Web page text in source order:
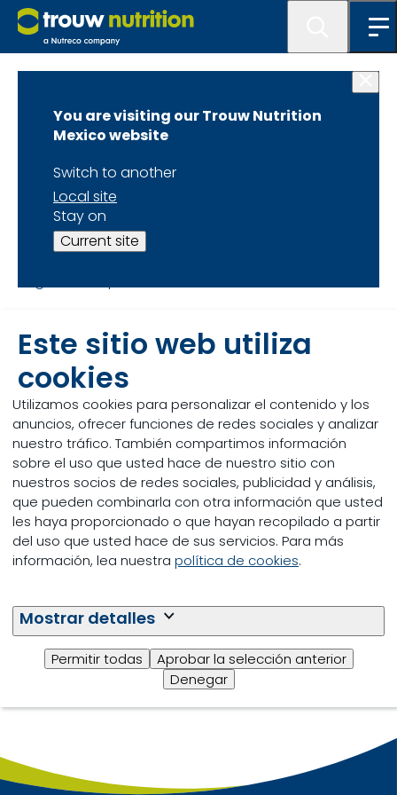
Este sitio web utiliza
cookies
Utilizamos cookies para personalizar el contenido y los
anuncios, ofrecer funciones de redes sociales y analizar
nuestro tráfico. También compartimos información
sobre el uso que usted hace de nuestro sitio con
nuestros socios de redes sociales, publicidad y análisis,
que pueden combinarla con otra información que usted
les haya proporcionado o que hayan recopilado a partir
del uso que usted hace de sus servicios. Para más
información, lea nuestra política de cookies.
Mostrar detalles
Permitir todas
Aprobar la selección anterior
Denegar
You are visiting our Trouw Nutrition
Mexico website
Switch to another
Local site
Stay on
Current site
CONFERENCIA VIRTUAL
LÍDER EN LA INDUSTRIA
PARA EL SECTOR AGROPECUARIO
Creando El Futuro
7 DE OCTUBRE DE 2021
Planta Águila
Speakers
En AgriVision nos unimos para trabajar hacia un
sistema alimentario que garantice que las
generaciones venideras tengan las proteínas
saludables y nutritivas que necesitan para
prosperar y transmitir una vida y un planeta
a ti y a tus objetivos hacia esta visión compartida
para el futuro.
¡Se agregarán más Speakersen el próximo
período, ¡así que mantente sintonizados!